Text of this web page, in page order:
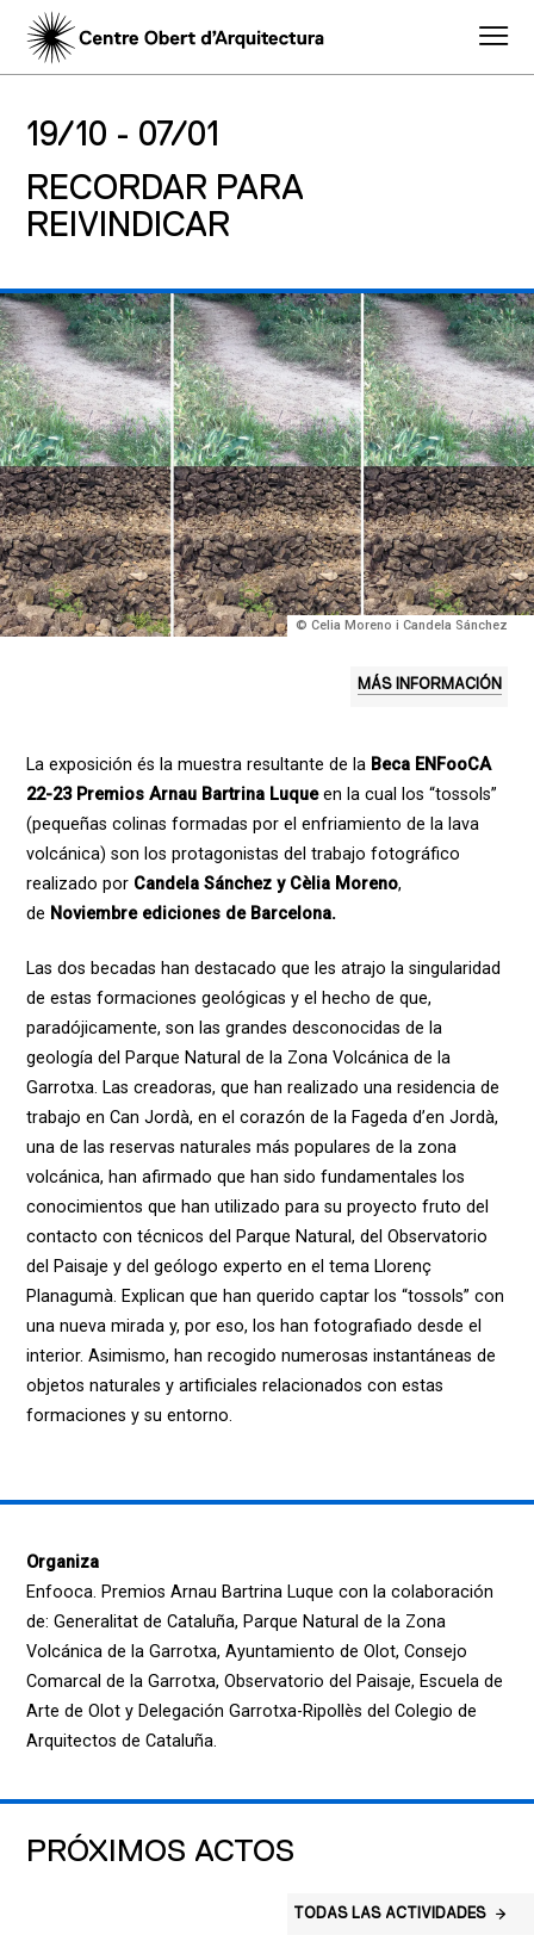
19/10 - 07/01
RECORDAR PARA
REIVINDICAR
© Celia Moreno i Candela Sánchez
MÁS INFORMACIÓN
La exposición és la muestra resultante de la Beca ENFooCA
22-23 Premios Arnau Bartrina Luqueen la cual los “tossols”
(pequeñas colinas formadas por el enfriamiento de la lava
volcánica) son los protagonistas del trabajo fotográfico
realizado por Candela Sánchez y Cèlia Moreno,
de Noviembre ediciones de Barcelona.
Las dos becadas han destacado que les atrajo la singularidad
de estas formaciones geológicas y el hecho de que,
paradójicamente, son las grandes desconocidas de la
geología del Parque Natural de la Zona Volcánica de la
Garrotxa. Las creadoras, que han realizado una residencia de
trabajo en Can Jordà, en el corazón de la Fageda d’en Jordà,
una de las reservas naturales más populares de la zona
volcánica, han afirmado que han sido fundamentales los
conocimientos que han utilizado para su proyecto fruto del
contacto con técnicos del Parque Natural, del Observatorio
del Paisaje y del geólogo experto en el tema Llorenç
Planagumà. Explican que han querido captar los “tossols” con
una nueva mirada y, por eso, los han fotografiado desde el
interior. Asimismo, han recogido numerosas instantáneas de
objetos naturales y artificiales relacionados con estas
formaciones y su entorno.
Organiza
Enfooca. Premios Arnau Bartrina Luque con la colaboración
de: Generalitat de Cataluña, Parque Natural de la Zona
Volcánica de la Garrotxa, Ayuntamiento de Olot, Consejo
Comarcal de la Garrotxa, Observatorio del Paisaje, Escuela de
Arte de Olot y Delegación Garrotxa-Ripollès del Colegio de
Arquitectos de Cataluña.
PRÓXIMOS ACTOS
TODAS LAS ACTIVIDADES